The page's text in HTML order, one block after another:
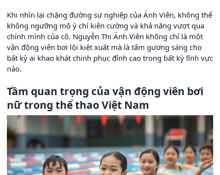
Khi nhìn lại chặng đường sự nghiệp của Ánh Viên, không thể
không ngưỡng mộ ý chí kiên cường và khả năng vượt qua
chính mình của cô. Nguyễn Thị Ánh Viên không chỉ là một
vận động viên bơi lội kiệt xuất mà là tấm gương sáng cho
bất kỳ ai khao khát chinh phục đỉnh cao trong bất kỳ lĩnh vực
nào.
Tầm quan trọng của vận động viên bơi
nữ trong thể thao Việt Nam